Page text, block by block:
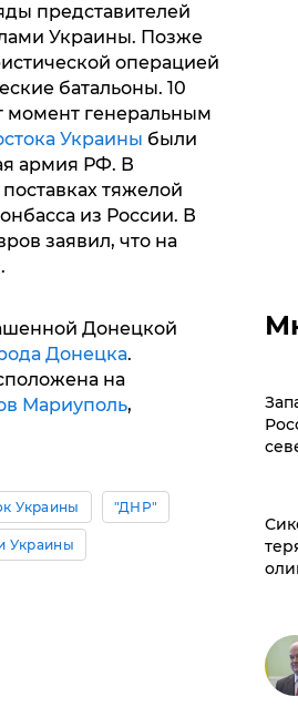
представителей
Украины. Позже
операцией
батальоны. 10
момент генеральным
Украины были
армия РФ. В
тяжелой
из России. В
заявил, что на
Донецкой
Донецка.
на
Мариуполь,
Украины "ДНР"
Украины